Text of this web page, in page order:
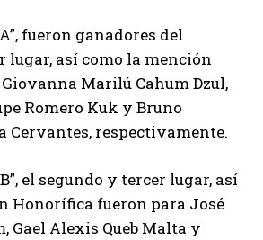
fueron ganadores del
lugar, así como la mención
Marilú Cahum Dzul,
Romero Kuk y Bruno
Cervantes, respectivamente.
el segundo y tercer lugar, así
Honorífica fueron para José
Gael Alexis Queb Malta y